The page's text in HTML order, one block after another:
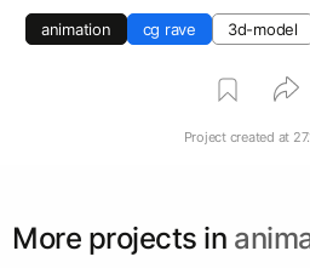
animation cg rave 3d-model
Project created at
More projects in